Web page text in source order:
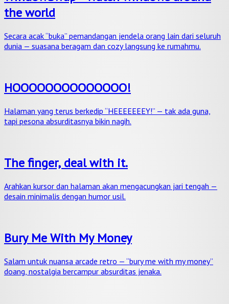
the world
Secara acak “buka” pemandangan jendela orang lain dari seluruh
dunia — suasana beragam dan cozy langsung ke rumahmu.
HOOOOOOOOOOOOOO!
Halaman yang terus berkedip “HEEEEEEEY!” — tak ada guna,
tapi pesona absurditasnya bikin nagih.
The finger, deal with it.
Arahkan kursor dan halaman akan mengacungkan jari tengah —
desain minimalis dengan humor usil.
Bury Me With My Money
Salam untuk nuansa arcade retro — “bury me with my money”
doang, nostalgia bercampur absurditas jenaka.